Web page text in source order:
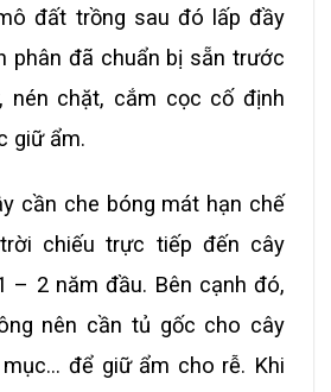
đất trồng sau đó lấp đầy
phân đã chuẩn bị sẵn trước
nén chặt, cắm cọc cố định
giữ ẩm.
cần che bóng mát hạn chế
chiếu trực tiếp đến cây
– 2 năm đầu. Bên cạnh đó,
nên cần tủ gốc cho cây
để giữ ẩm cho rễ. Khi